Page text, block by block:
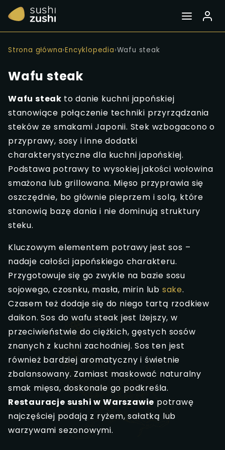
Strona główna›Encyklopedia›Wafu steak
Wafu steak
Wafu steak to danie kuchni japońskiej
stanowiące połączenie techniki przyrządzania
steków ze smakami Japonii. Stek wzbogacono o
przyprawy, sosy i inne dodatki
charakterystyczne dla kuchni japońskiej.
Podstawa potrawy to wysokiej jakości wołowina
smażona lub grillowana. Mięso przyprawia się
oszczędnie, bo głównie pieprzem i solą, które
stanowią bazę dania i nie dominują struktury
steku.
Kluczowym elementem potrawy jest sos –
nadaje całości japońskiego charakteru.
Przygotowuje się go zwykle na bazie sosu
sojowego, czosnku, masła, mirin lub sake.
Czasem też dodaje się do niego tartą rzodkiew
daikon. Sos do wafu steak jest lżejszy, w
przeciwieństwie do ciężkich, gęstych sosów
znanych z kuchni zachodniej. Sos ten jest
również bardziej aromatyczny i świetnie
zbalansowany. Zamiast maskować naturalny
smak mięsa, doskonale go podkreśla.
Restauracje sushi w Warszawie potrawę
najczęściej podają z ryżem, sałatką lub
warzywami sezonowymi.